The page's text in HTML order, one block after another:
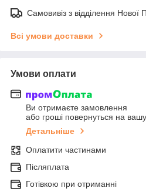
Самовивіз з відділення Нової
Всі умови доставки
Умови оплати
Ви отримаєте замовлення
або гроші повернуться на
Детальніше
Оплатити частинами
Післяплата
Готівкою при отриманні